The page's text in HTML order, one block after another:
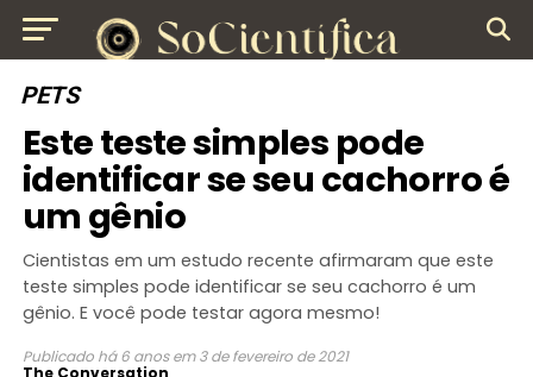
PETS
Este teste simples pode
identificar se seu cachorro é
um gênio
Cientistas em um estudo recente afirmaram que este
teste simples pode identificar se seu cachorro é um
gênio. E você pode testar agora mesmo!
Publicado há 6 anos em 3 de fevereiro de 2021
The Conversation